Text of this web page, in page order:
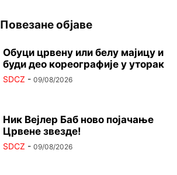
Повезане објаве
Обуци црвену или белу мајицу и
буди део кореографије у уторак
SDCZ - 09/08/2026
Ник Вејлер Баб ново појачање
Црвене звезде!
SDCZ - 09/08/2026